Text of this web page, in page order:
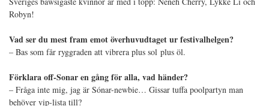
Robyn!
Vad ser du mest fram emot överhuvudtaget ur festivalhelgen?
– Bas som får ryggraden att vibrera plus sol plus öl.
Förklara off-Sonar en gång för alla, vad händer?
– Fråga inte mig, jag är Sónar-newbie… Gissar tuffa poolpartyn man
behöver vip-lista till?